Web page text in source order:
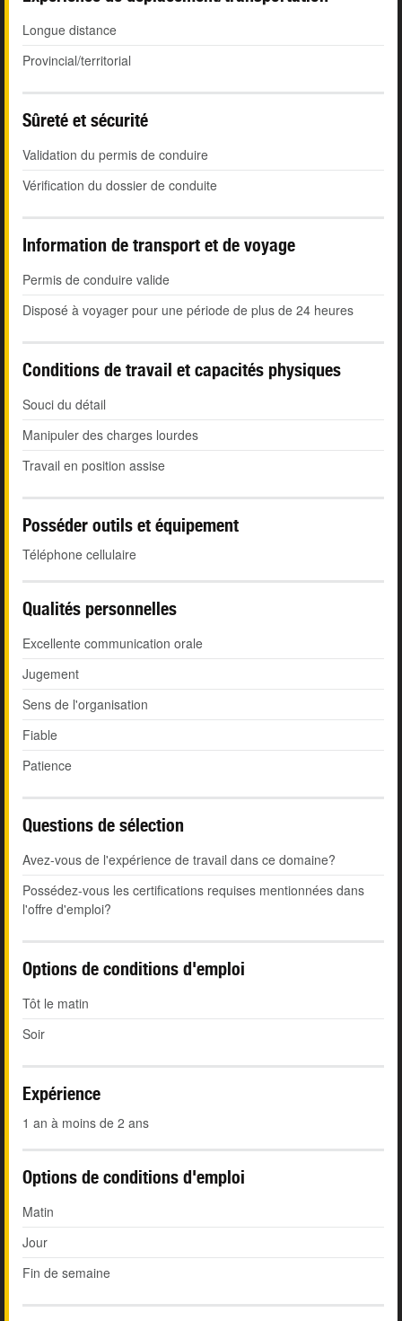
Longue distance
Provincial/territorial
Sûreté et sécurité
Validation du permis de conduire
Vérification du dossier de conduite
Information de transport et de voyage
Permis de conduire valide
Disposé à voyager pour une période de plus de 24 heures
Conditions de travail et capacités physiques
Souci du détail
Manipuler des charges lourdes
Travail en position assise
Posséder outils et équipement
Téléphone cellulaire
Qualités personnelles
Excellente communication orale
Jugement
Sens de l'organisation
Fiable
Patience
Questions de sélection
Avez-vous de l'expérience de travail dans ce domaine?
Possédez-vous les certifications requises mentionnées dans
l'offre d'emploi?
Options de conditions d'emploi
Tôt le matin
Soir
Expérience
1 an à moins de 2 ans
Options de conditions d'emploi
Matin
Jour
Fin de semaine